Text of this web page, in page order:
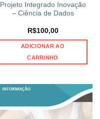
Projeto Integrado Inovação
– Ciência de Dados
R$100,00
ADICIONAR AO
CARRINHO